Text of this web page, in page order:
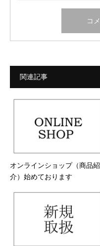
関連記事
オンラインショップ（商品紹
介）始めております